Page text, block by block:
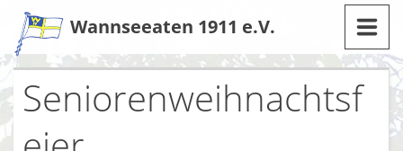
Zum
Inhalt
Wannseeaten 1911 e.V.
Seniorenweihnachtsf